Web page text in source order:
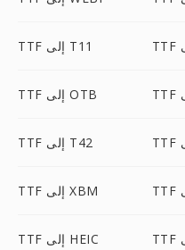
TTF إلى T11
TTF إلى OTB
TTF إلى T42
TTF إلى XBM
TTF إلى HEIC